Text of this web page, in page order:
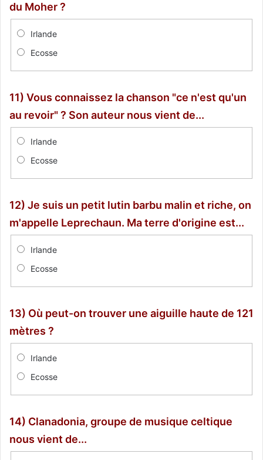
du Moher ?
Irlande
Ecosse
11) Vous connaissez la chanson "ce n'est qu'un
au revoir" ? Son auteur nous vient de...
Irlande
Ecosse
12) Je suis un petit lutin barbu malin et riche, on
m'appelle Leprechaun. Ma terre d'origine est...
Irlande
Ecosse
13) Où peut-on trouver une aiguille haute de 121
mètres ?
Irlande
Ecosse
14) Clanadonia, groupe de musique celtique
nous vient de...